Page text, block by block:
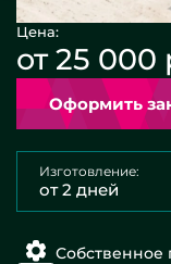
Цена:
от 25
Изготовление:
от 2 дней
Собственное